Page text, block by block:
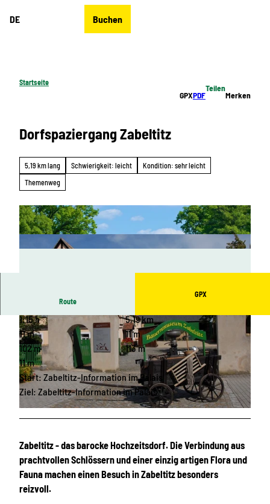
DE Buchen
Startseite
GPXPDF
Teilen
Merken
Dorfspaziergang Zabeltitz
5,19 km lang Schwierigkeit: leicht
Kondition: sehr leicht
Themenweg
© Dresden Elbland
Route
GPX
1:15 h
5,19 km
11 m
11 m
102 m
113 m
11 m
Start: Zabeltitz-Information im Palais
Ziel: Zabeltitz-Information im Palais
Zabeltitz - das barocke Hochzeitsdorf. Die Verbindung aus
prachtvollen Schlössern und einer einzig­ artigen Flora und
Fauna machen einen Besuch in Zabeltitz be­sonders
reizvoll.